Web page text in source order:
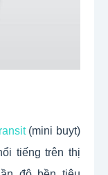
(mini buyt)
tiếng trên thị